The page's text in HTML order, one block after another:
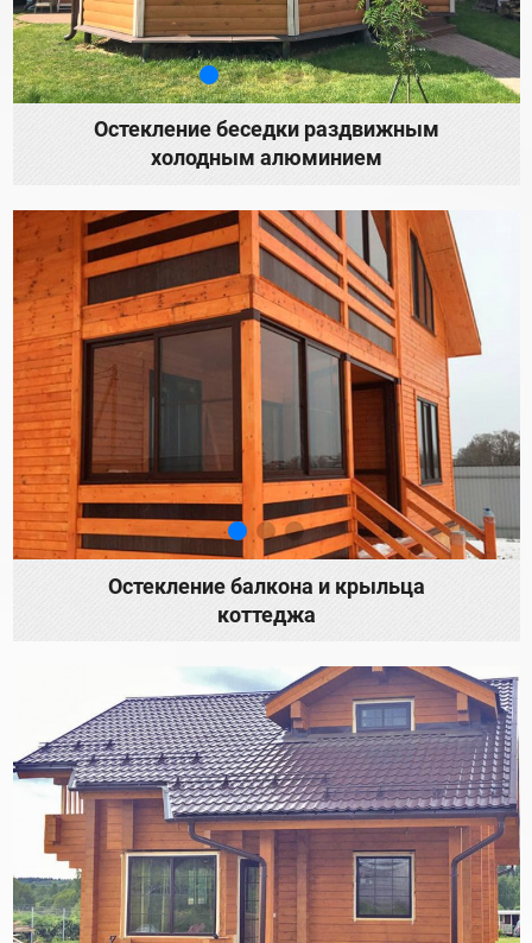
Остекление беседки раздвижным
холодным алюминием
Остекление балкона и крыльца
коттеджа